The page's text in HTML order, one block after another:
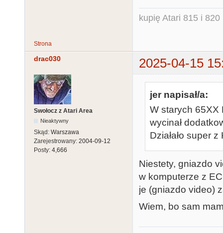
kupię Atari 815 i 820
Strona
drac030 2025-04-15
Swołocz z Atari Area
Nieaktywny
Skąd: Warszawa
Zarejestrowany: 2004-09-12
Posty: 4,666
jer napisał/a:
W starych 65XX
wycinał
Działało super
Niestety, gniazdo
w komputerze z
je (gniazdo video)
Wiem, bo sam